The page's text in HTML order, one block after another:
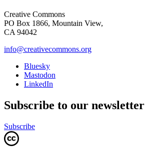
Creative Commons
PO Box 1866, Mountain View,
CA 94042
info@creativecommons.org
Bluesky
Mastodon
LinkedIn
Subscribe to our newsletter
Subscribe